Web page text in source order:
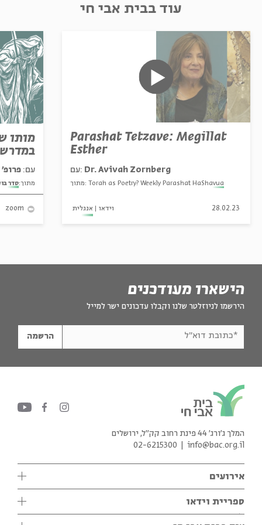
עוד בבית אבי חי
Parashat Tetzave: Megillat
Esther
עם: Dr. Avivah Zornberg
מתוך: Torah as Poetry? Weekly Parashat HaShavua
אנגלית וידאו 28.02.23
מותו
עם: פרופ' אביגדור שנאן
מתוך:סדר
zoom
הישארו מעודכנים
הירשמו לניוזלטר שלנו וקבלו עדכונים ישר למייל
*כתובת דוא"ל הרשמה
אירועים
עיון
אנגלית
ספריית וידאו
ילדים
המלך ג'ורג' 44 פינת רחוב קק״ל, ירושלים
info@bac.org.il
02-6215300